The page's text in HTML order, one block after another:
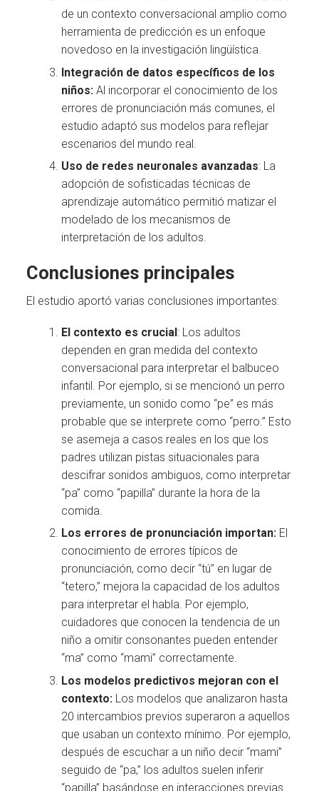
de un contexto conversacional amplio como
herramienta de predicción es un enfoque
novedoso en la investigación lingüística.
Integración de datos específicos de los
niños:Al incorporar el conocimiento de los
errores de pronunciación más comunes, el
estudio adaptó sus modelos para reflejar
escenarios del mundo real.
Uso de redes neuronales avanzadas: La
adopción de sofisticadas técnicas de
aprendizaje automático permitió matizar el
modelado de los mecanismos de
interpretación de los adultos.
Conclusiones principales
El estudio aportó varias conclusiones importantes:
El contexto es crucial: Los adultos
dependen en gran medida del contexto
conversacional para interpretar el balbuceo
infantil. Por ejemplo, si se mencionó un perro
previamente, un sonido como “pe” es más
probable que se interprete como “perro.” Esto
se asemeja a casos reales en los que los
padres utilizan pistas situacionales para
descifrar sonidos ambiguos, como interpretar
“pa” como “papilla” durante la hora de la
comida.
Los errores de pronunciación importan: El
conocimiento de errores típicos de
pronunciación, como decir “tú” en lugar de
“tetero,” mejora la capacidad de los adultos
para interpretar el habla. Por ejemplo,
cuidadores que conocen la tendencia de un
niño a omitir consonantes pueden entender
“ma” como “mami” correctamente.
Los modelos predictivos mejoran con el
contexto: Los modelos que analizaron hasta
20 intercambios previos superaron a aquellos
que usaban un contexto mínimo. Por ejemplo,
después de escuchar a un niño decir “mami”
seguido de “pa,” los adultos suelen inferir
“papilla” basándose en interacciones previas